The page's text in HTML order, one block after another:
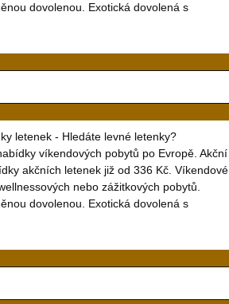
dovolenou. Exotická dovolená s
letenek - Hledáte levné letenky?
víkendových pobytů po Evropě. Akční
akčních letenek již od 336 Kč. Víkendové
nebo zážitkových pobytů.
dovolenou. Exotická dovolená s